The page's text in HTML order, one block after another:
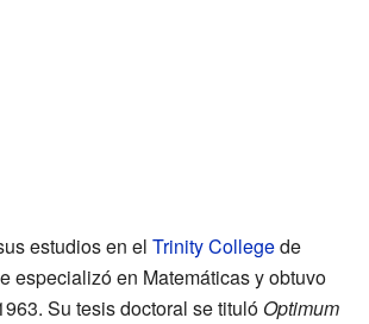
estudios en el Trinity Collegede
especializó en Matemáticas y obtuvo
Su tesis doctoral se tituló Optimum